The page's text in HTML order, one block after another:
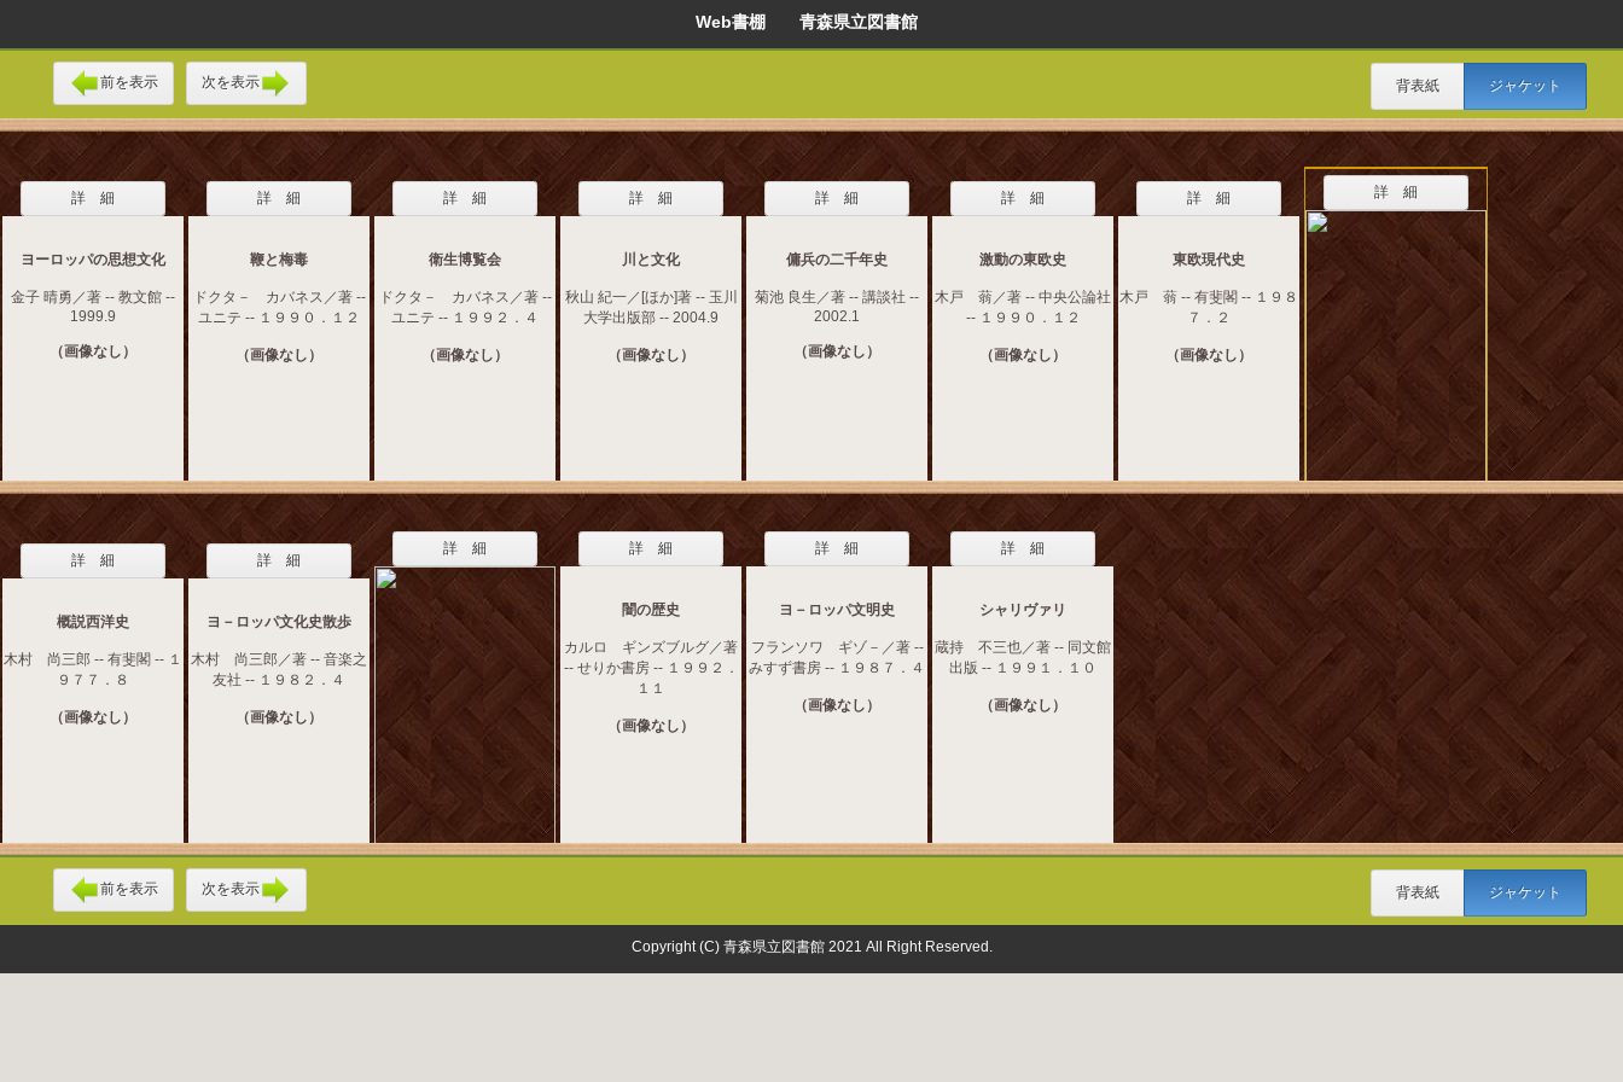
Web書棚 青森県立図書館
前を表示 次を表示 背表紙 ジャケット
詳 細
ヨーロッパの思想文化
金子 晴勇／著 -- 教文館 --
1999.9
（画像なし）
詳 細
鞭と梅毒
ドクタ－ カバネス／著 --
ユニテ -- １９９０．１２
（画像なし）
詳 細
衛生博覧会
ドクタ－ カバネス／著 --
ユニテ -- １９９２．４
（画像なし）
詳 細
川と文化
秋山 紀一／[ほか]著 -- 玉川
大学出版部 -- 2004.9
（画像なし）
詳 細
傭兵の二千年史
菊池 良生／著 -- 講談社 --
2002.1
（画像なし）
詳 細
激動の東欧史
木戸 蓊／著 -- 中央公論社
-- １９９０．１２
（画像なし）
詳 細
東欧現代史
木戸 蓊 -- 有斐閣 -- １９８
７．２
（画像なし）
詳 細
詳 細
概説西洋史
木村 尚三郎 -- 有斐閣 -- １
９７７．８
（画像なし）
詳 細
ヨ－ロッパ文化史散歩
木村 尚三郎／著 -- 音楽之
友社 -- １９８２．４
（画像なし）
詳 細 詳 細
闇の歴史
カルロ ギンズブルグ／著
-- せりか書房 -- １９９２．
１１
（画像なし）
詳 細
ヨ－ロッパ文明史
フランソワ ギゾ－／著 --
みすず書房 -- １９８７．４
（画像なし）
詳 細
シャリヴァリ
蔵持 不三也／著 -- 同文館
出版 -- １９９１．１０
（画像なし）
前を表示 次を表示 背表紙 ジャケット
Copyright (C) 青森県立図書館 2021 All Right Reserved.